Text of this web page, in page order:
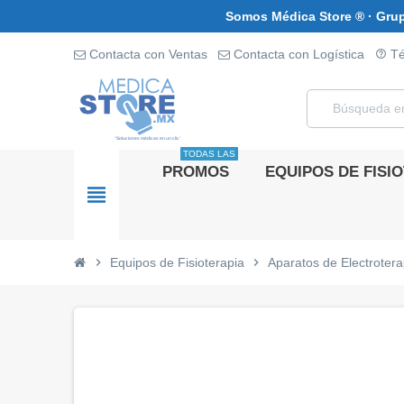
Somos Médica Store ® ·
Contacta con Ventas Contacta con Logística help_outline
view_headline
PROMOS
TODAS LAS
EQUIPOS DE
chevron_right Equipos de Fisioterapia chevron_right Aparatos de